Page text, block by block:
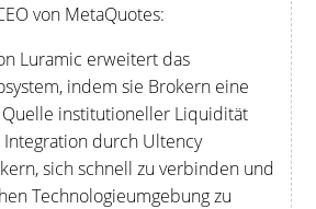
von MetaQuotes:
Luramic erweitert das
indem sie Brokern eine
institutioneller Liquidität
Integration durch Ultency
sich schnell zu verbinden und
Technologieumgebung zu